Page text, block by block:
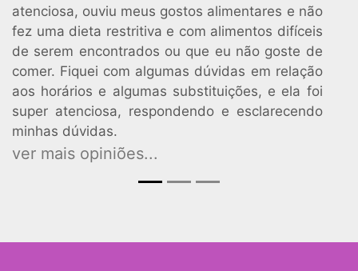
atenciosa, ouviu meus gostos alimentares e não
fez uma dieta restritiva e com alimentos difíceis
de serem encontrados ou que eu não goste de
comer. Fiquei com algumas dúvidas em relação
aos horários e algumas substituições, e ela foi
super atenciosa, respondendo e esclarecendo
minhas dúvidas.
ver mais opiniões...